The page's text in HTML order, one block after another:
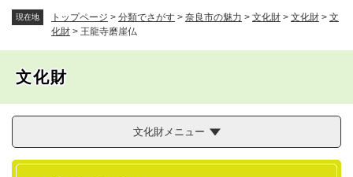
問
現在地 トップページ > 分類でさがす > 奈良市の魅力 > 文化財 > 文化財 > 文
化財 > 王龍寺磨崖仏
文化財
文化財メニュー
本